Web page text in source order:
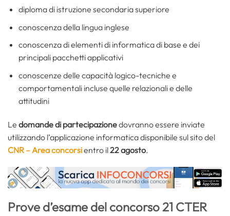
diploma di istruzione secondaria superiore
conoscenza della lingua inglese
conoscenza di elementi di informatica di base e dei
principali pacchetti applicativi
conoscenze delle capacità logico-tecniche e
comportamentali incluse quelle relazionali e delle
attitudini
Le domande di partecipazionedovranno essere inviate
utilizzando l’applicazione informatica disponibile sul sito del
CNR – Area concorsientro il22 agosto.
Prove d’esame del concorso 21 CTER